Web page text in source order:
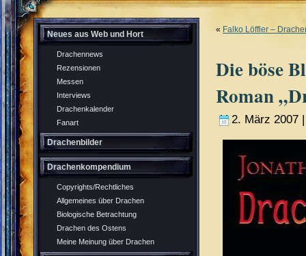
Neues aus Web und Hort
Drachennews
Rezensionen
Messen
Interviews
Drachenkalender
Fanart
Drachenbilder
Drachenkompendium
Copyrights/Rechtliches
Allgemeines über Drachen
Biologische Betrachtung
Drachen des Ostens
Meine Meinung über Drachen
« Falko Löffler –
Die böse
Roman
2. März 2007